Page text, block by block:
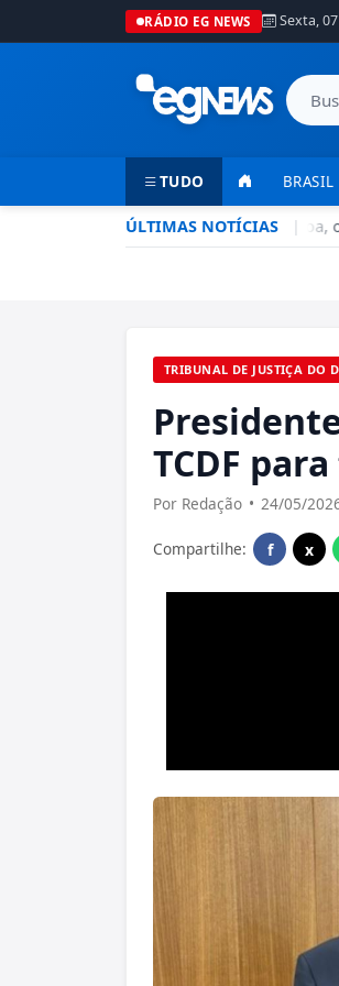
RÁDIO EG NEWS Sexta,
TUDO BRASIL
ÚLTIMAS NOTÍCIAS |
Esporte em Ação recebe Sérgio Lisboa,
TRIBUNAL DE JUSTIÇA DO
TCDF
Por Redação • 24/05/
Compartilhe: f x